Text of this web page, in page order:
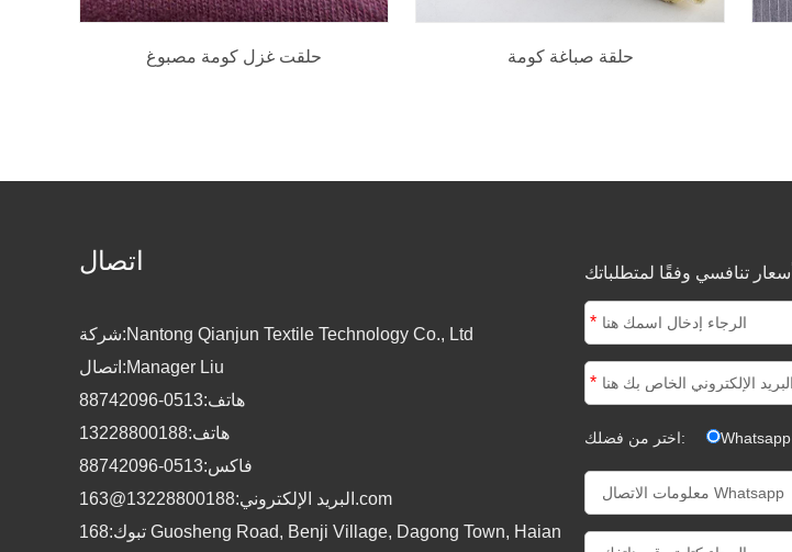
حلقت غزل كومة مصبوغ حلقة صباغة كومة
اتصال
شركة:Nantong Qianjun Textile Technology Co., Ltd
اتصال:Manager Liu
هاتف:0513-88742096
هاتف:13228800188
فاكس:0513-88742096
البريد الإلكتروني:13228800188@163.com
تبوك:168 Guosheng Road, Benji Village, Dagong Town, Haian
*
*
اختر من فضلك: Whatsapp